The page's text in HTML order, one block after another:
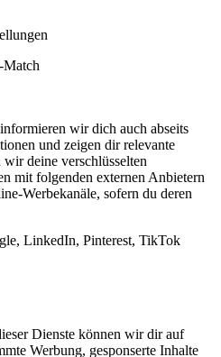
Match
wir dich auch abseits
und zeigen dir relevante
deine verschlüsselten
mit folgenden externen Anbietern
Werbekanäle, sofern du deren
LinkedIn, Pinterest, TikTok
Dienste können wir dir auf
Werbung, gesponserte Inhalte